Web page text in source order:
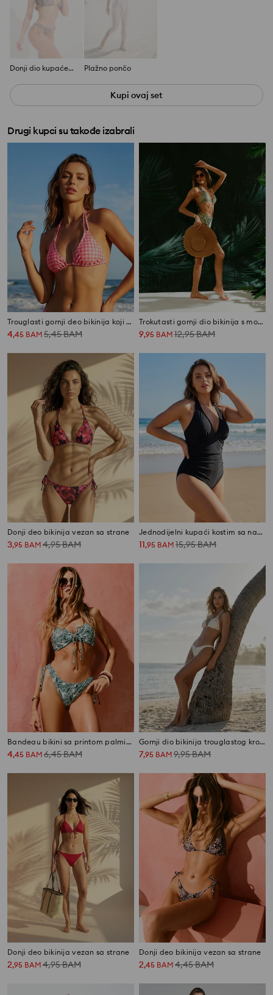
Donji dio kupaćeg kostima Plažno pončo
Kupi ovaj set
Drugi kupci su takođe izabrali
Trouglasti gornji deo bikinija koji se veže oko vrata
4,45 BAM 5,45BAM
Trokutasti gornji dio bikinija s morskim motivom
9,95 BAM 12,95BAM
Donji deo bikinija vezan sa strane
3,95 BAM 4,95BAM
Jednodijelni kupaći kostim sa naborima i vezanjem oko vrata
11,95 BAM 15,95BAM
Bandeau bikini sa printom palminih listova i vezanjem na prednjoj strani
4,45 BAM 6,45BAM
Gornji dio bikinija trouglastog kroja sa uzorkom i uklonjivim korpicama
7,95 BAM 9,95BAM
Donji deo bikinija vezan sa strane
2,95 BAM 4,95BAM
Donji deo bikinija vezan sa strane
2,45 BAM 4,45BAM